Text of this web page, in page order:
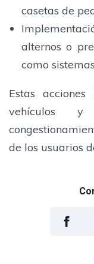
casetas de
alternos o
como
Estas
vehículos
de los usuarios